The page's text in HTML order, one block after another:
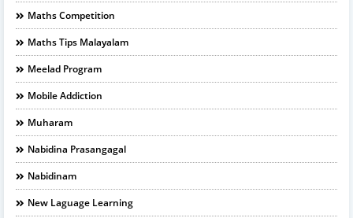
Maths Competition
Maths Tips Malayalam
Meelad Program
Mobile Addiction
Muharam
Nabidina Prasangagal
Nabidinam
New Laguage Learning